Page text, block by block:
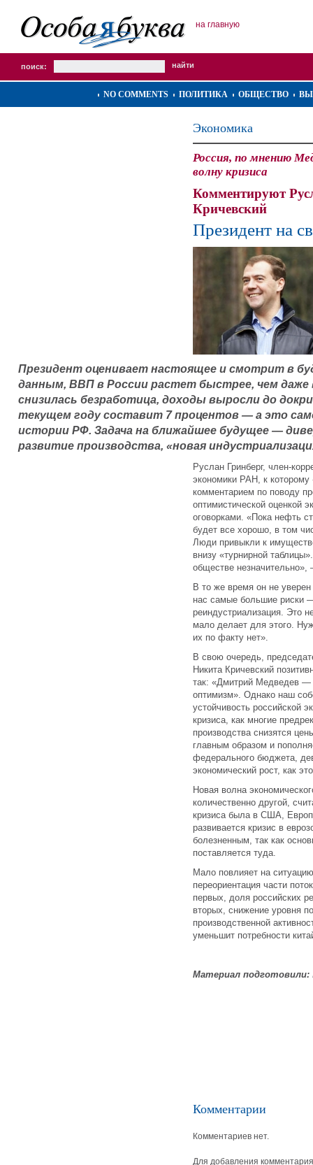
на главную
поиск:
NO COMMENTS ПОЛИТИКА ОБЩЕСТВО
Экономика
Россия, по мнению
волну кризиса
Комментируют
Кричевский
Президент на
Президент оценивает настоящее и смотрит в
данным, ВВП в России растет быстрее, чем
снизилась безработица, доходы выросли до
текущем году составит 7 процентов — а это
истории РФ. Задача на ближайшее будущее —
развитие производства, «новая
Руслан Гринберг, член-
экономики РАН, к которому
комментарием по поводу
оптимистической оценкой
оговорками. «Пока нефть
будет все хорошо, в том
Люди привыкли к
внизу «турнирной
обществе незначительно»,
В то же время он не
нас самые большие риски
реиндустриализация. Это
мало делает для этого.
их по факту нет».
В свою очередь,
Никита Кричевский
так: «Дмитрий Медведев —
оптимизм». Однако наш
устойчивость российской
кризиса, как многие
производства снизятся
главным образом и
федерального бюджета,
экономический рост, как
Новая волна
количественно другой,
кризиса была в США,
развивается кризис в
болезненным, так как
поставляется туда.
Мало повлияет на
переориентация части
первых, доля российских
вторых, снижение уровня
производственной
уменьшит потребности
Материал подготовили:
Комментарии
Комментариев нет.
Для добавления